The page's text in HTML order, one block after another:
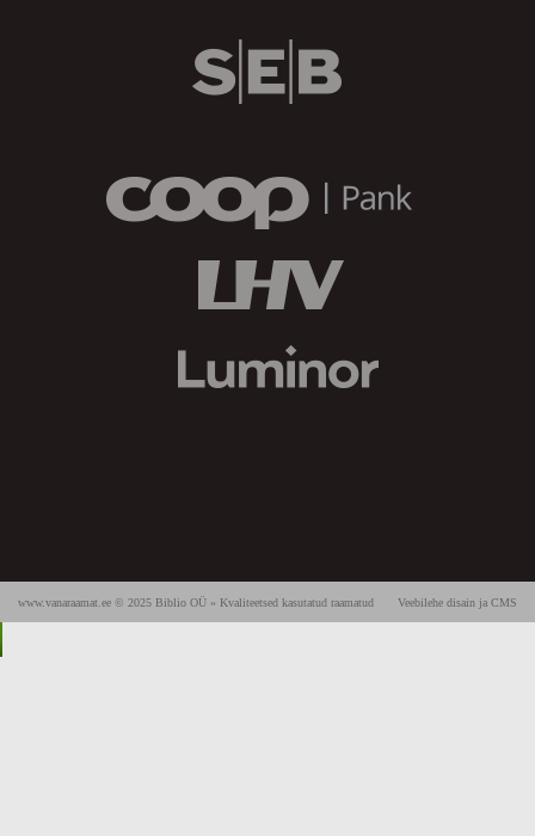
Veebilehe disain ja CMS
www.vanaraamat.ee © 2025 Biblio OÜ » Kvaliteetsed kasutatud raamatud